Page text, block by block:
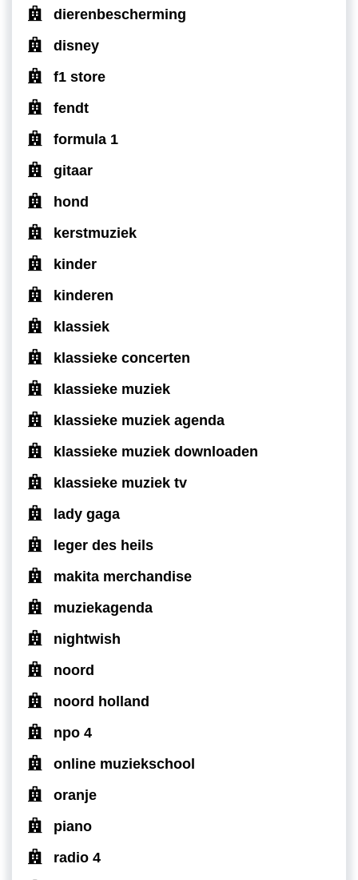
dierenbescherming
disney
f1 store
fendt
formula 1
gitaar
hond
kerstmuziek
kinder
kinderen
klassiek
klassieke concerten
klassieke muziek
klassieke muziek agenda
klassieke muziek downloaden
klassieke muziek tv
lady gaga
leger des heils
makita merchandise
muziekagenda
nightwish
noord
noord holland
npo 4
online muziekschool
oranje
piano
radio 4